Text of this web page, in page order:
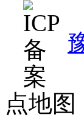
点地图